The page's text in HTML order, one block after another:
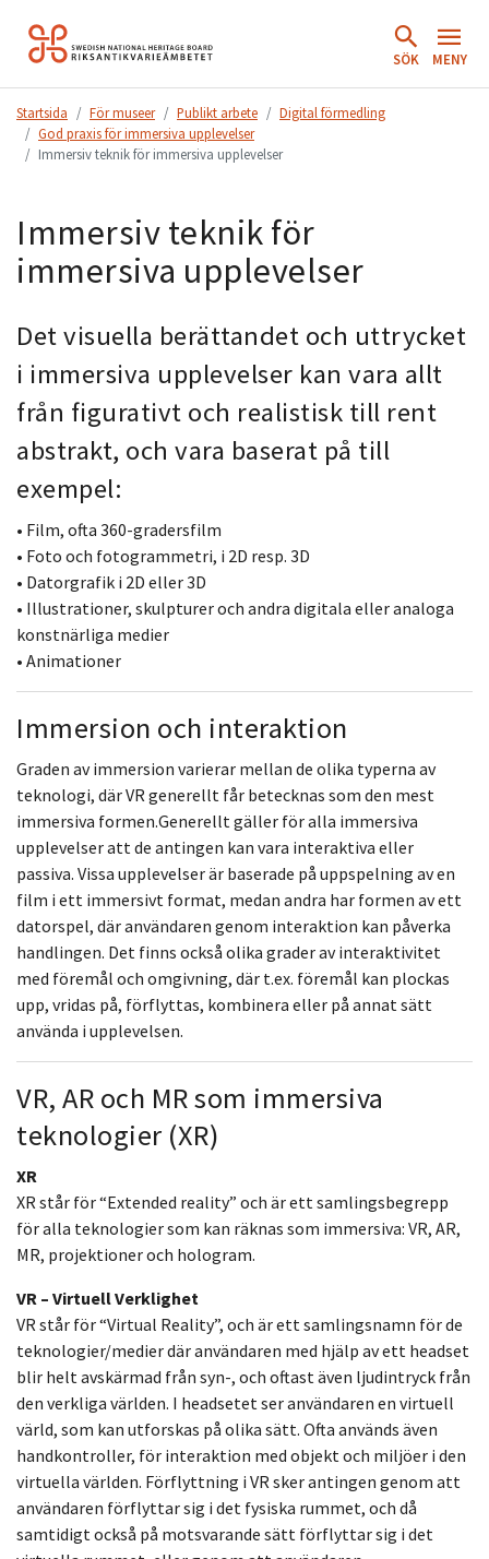
Hoppa
till
SÖK MENY
Startsida För museer Publikt arbete
Digital förmedling
God praxis för immersiva upplevelser
Immersiv teknik för immersiva upplevelser
Immersiv teknik för
immersiva upplevelser
Det visuella berättandet och uttrycket
i immersiva upplevelser kan vara allt
från figurativt och realistisk till rent
abstrakt, och vara baserat på till
exempel:
• Film, ofta 360-gradersfilm
• Foto och fotogrammetri, i 2D resp. 3D
• Datorgrafik i 2D eller 3D
• Illustrationer, skulpturer och andra digitala eller analoga
konstnärliga medier
• Animationer
Immersion och interaktion
Graden av immersion varierar mellan de olika typerna av
teknologi, där VR generellt får betecknas som den mest
immersiva formen.Generellt gäller för alla immersiva
upplevelser att de antingen kan vara interaktiva eller
passiva. Vissa upplevelser är baserade på uppspelning av en
film i ett immersivt format, medan andra har formen av ett
datorspel, där användaren genom interaktion kan påverka
handlingen. Det finns också olika grader av interaktivitet
med föremål och omgivning, där t.ex. föremål kan plockas
upp, vridas på, förflyttas, kombinera eller på annat sätt
använda i upplevelsen.
VR, AR och MR som immersiva
teknologier (XR)
XR
XR står för “Extended reality” och är ett samlingsbegrepp
för alla teknologier som kan räknas som immersiva: VR, AR,
MR, projektioner och hologram.
VR – Virtuell Verklighet
VR står för “Virtual Reality”, och är ett samlingsnamn för de
teknologier/medier där användaren med hjälp av ett headset
blir helt avskärmad från syn-, och oftast även ljudintryck från
den verkliga världen. I headsetet ser användaren en virtuell
värld, som kan utforskas på olika sätt. Ofta används även
handkontroller, för interaktion med objekt och miljöer i den
virtuella världen. Förflyttning i VR sker antingen genom att
användaren förflyttar sig i det fysiska rummet, och då
samtidigt också på motsvarande sätt förflyttar sig i det